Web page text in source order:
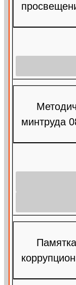
минтруда